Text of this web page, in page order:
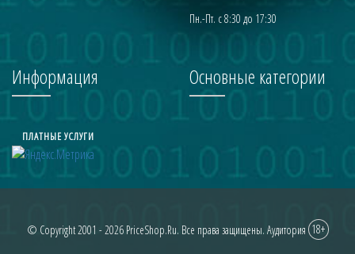
Пн.-Пт. с 8:30 до 17:30
Информация
ПЛАТНЫЕ УСЛУГИ
Основные категории
© Copyright 2001 - 2026 PriceShop.Ru. Все права защищены. Аудитория 18+